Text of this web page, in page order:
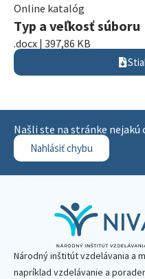
Online katalóg
Typ a veľkosť súboru
.docx | 397,86 KB
Našli ste na stránke nejakú
Nahlásiť chybu
Národný inštitút vzdelávania a
napríklad vzdelávanie a